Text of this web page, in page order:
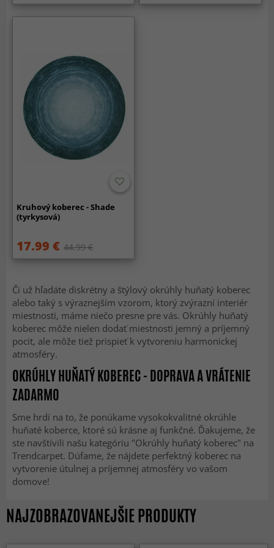
Kruhový koberec - Shade
(tyrkysová)
17.99 € 44.99 €
Či už hľadáte diskrétny a štýlový okrúhly huňatý koberec
alebo taký s výraznejším vzorom, ktorý zvýrazní interiér
miestnosti, máme niečo presne pre vás. Okrúhly huňatý
koberec môže nielen dodať miestnosti jemný a príjemný
pocit, ale môže tiež prispieť k vytvoreniu harmonickej
atmosféry.
OKRÚHLY HUŇATÝ KOBEREC - DOPRAVA A VRÁTENIE
ZADARMO
Sme hrdí na to, že ponúkame vysokokvalitné okrúhle
huňaté koberce, ktoré sú krásne aj funkčné. Ďakujeme, že
ste navštívili našu kategóriu "Okrúhly huňatý koberec" na
Trendcarpet. Dúfame, že nájdete perfektný koberec na
vytvorenie útulnej a príjemnej atmosféry vo vašom
domove!
NAJZOBRAZOVANEJŠIE PRODUKTY